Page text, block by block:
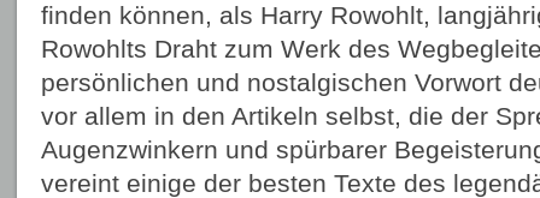
finden können, als Harry Rowohlt,
Rowohlts Draht zum Werk des
persönlichen und nostalgischen Vorwort
vor allem in den Artikeln selbst, die der
Augenzwinkern und spürbarer
vereint einige der besten Texte des